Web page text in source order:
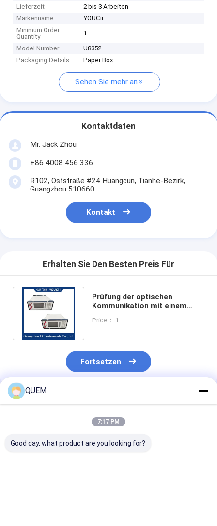
Lieferzeit
2 bis 3 Arbeiten
Markenname
YOUCii
Minimum Order
Quantity
1
Model Number
U8352
Packaging Details
Paper Box
Sehen Sie mehr an
Kontaktdaten
Mr. Jack Zhou
+86 4008 456 336
R102, Oststraße #24 Huangcun, Tianhe-Bezirk,
Guangzhou 510660
Kontakt
Erhalten Sie Den Besten Preis Für
Prüfung der optischen
Kommunikation mit einem
Dämpfer
Price： 1
Fortsetzen
Empfohlene Produkte
QUEM
7:17 PM
Good day, what product are you looking for?